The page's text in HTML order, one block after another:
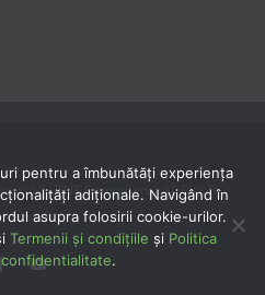
byTNT Computers| All Rights
FacebookYouTube
pentru a îmbunătăți experiența
adiționale. Navigând în
asupra folosirii cookie-urilor.
Termenii și condițiile și Politica
.